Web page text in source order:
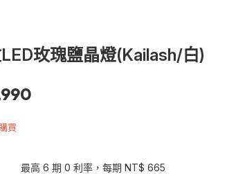
玫瑰鹽晶燈(Kailash/白)
買
最高 6 期 0 利率，每期 NT$ 665